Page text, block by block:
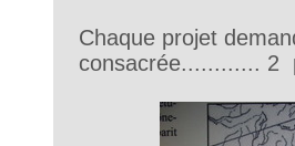
Chaque projet
consacrée............ 2